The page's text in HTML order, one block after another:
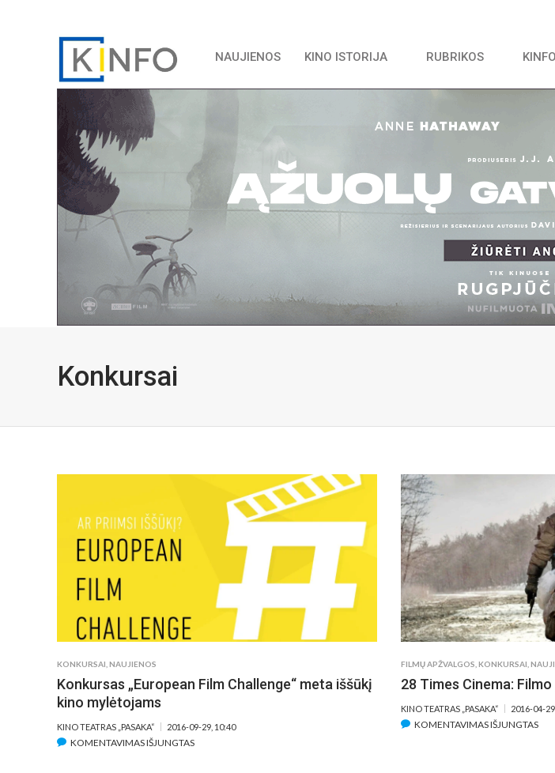
NAUJIENOS KINO ISTORIJA RUBRIKOS
Konkursai
KONKURSAI NAUJIENOS
Konkursas „European Film Challenge“ meta iššūkį
kino mylėtojams
KINO TEATRAS „PASAKA“ 2016-09-29, 10:40
KOMENTAVIMAS IŠJUNGTASĮRAŠE
FILMŲ APŽVALGOS ,KONKURSAI ,
28 Times Cinema:
KINO TEATRAS „PASAKA“ 2016-04-
KOMENTAVIMAS IŠJUNGTAS